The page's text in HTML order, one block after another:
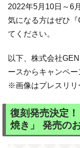
2022年5月10日～6
気になる方はぜひ
てください。
以下、株式会社
ースからキャンペー
※画像はプレスリリ
復刻発売決定
焼き」 発売の